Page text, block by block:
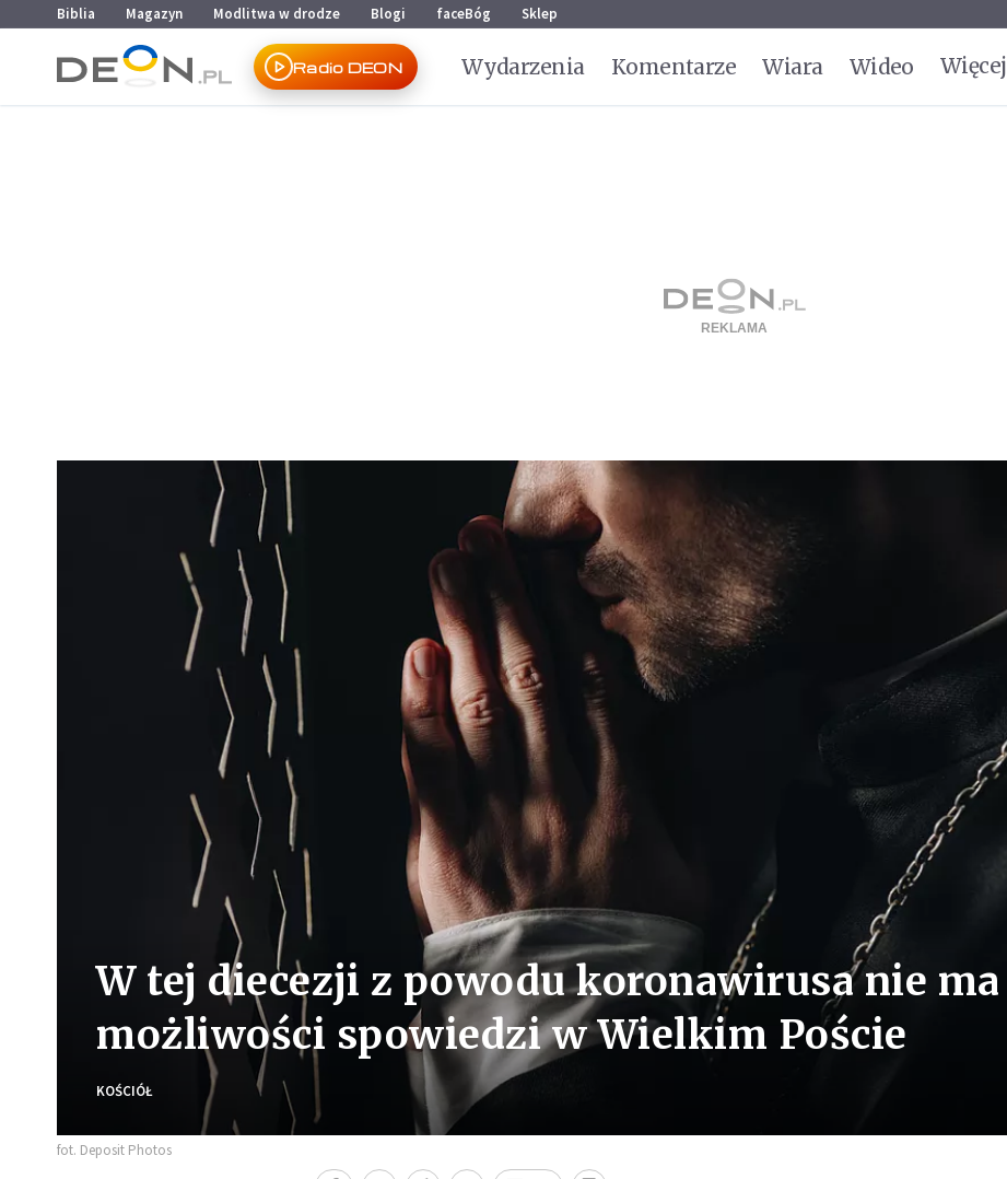
Przejdź do menu głównego
Przejdź do treści
Biblia Magazyn Modlitwa w drodze Blogi faceBóg Sklep
Radio DEON Wydarzenia Komentarze Wiara Wideo Więcej
W tej diecezji z powodu koronawirusa nie ma
możliwości spowiedzi w Wielkim Poście
KOŚCIÓŁ
fot. Deposit Photos